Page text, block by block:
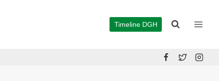
Timeline DGH